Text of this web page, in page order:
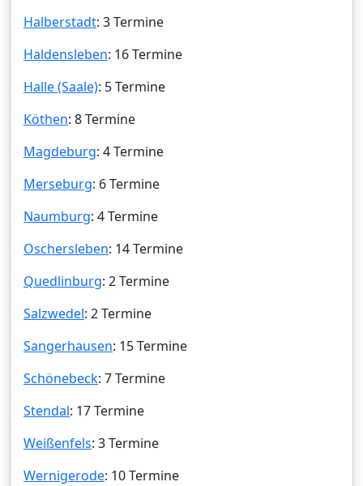
Halberstadt: 3 Termine
Haldensleben: 16 Termine
Halle (Saale): 5 Termine
Köthen: 8 Termine
Magdeburg: 4 Termine
Merseburg: 6 Termine
Naumburg: 4 Termine
Oschersleben: 14 Termine
Quedlinburg: 2 Termine
Salzwedel: 2 Termine
Sangerhausen: 15 Termine
Schönebeck: 7 Termine
Stendal: 17 Termine
Weißenfels: 3 Termine
Wernigerode: 10 Termine